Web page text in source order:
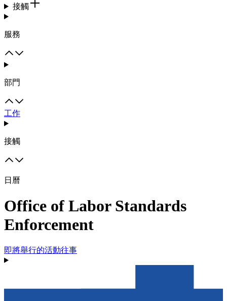
接觸
服務
部門
工作
接觸
日曆
Office of Labor Standards
Enforcement
即將舉行的活動往事